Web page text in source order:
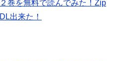
巻を無料で読んでみた！Zip
出来た！